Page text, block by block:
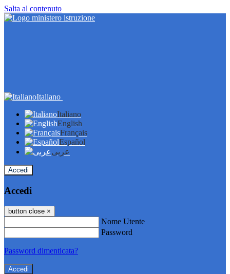
Salta al contenuto
Italiano
Italiano
English
Français
Español
عربى
Accedi
Accedi
button close ×
Nome Utente
Password
Password dimenticata?